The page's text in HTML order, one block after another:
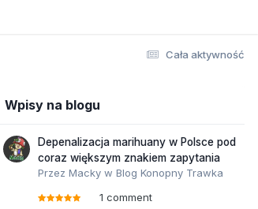
Cała aktywność
Wpisy na blogu
Depenalizacja marihuany w Polsce pod
coraz większym znakiem zapytania
Przez Macky w Blog Konopny Trawka
1 comment